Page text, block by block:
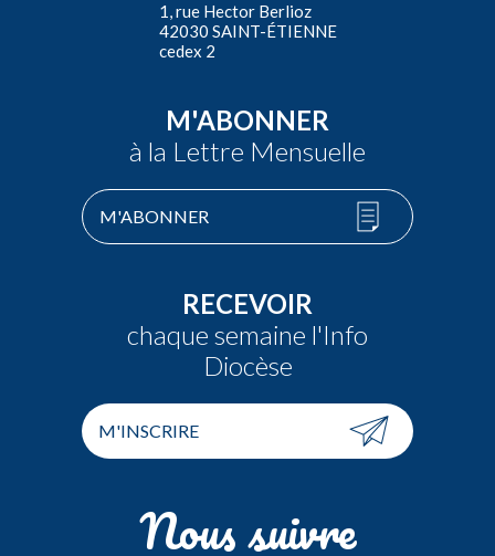
1, rue Hector Berlioz
42030 SAINT-ÉTIENNE
cedex 2
M'ABONNER
à la Lettre Mensuelle
M'ABONNER
RECEVOIR
chaque semaine l'Info
Diocèse
M'INSCRIRE
Nous suivre